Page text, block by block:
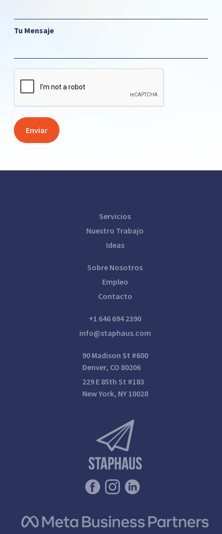
Tu Mensaje
Servicios
Nuestro Trabajo
Ideas
Sobre Nosotros
Empleo
Contacto
90 Madison St #600
Denver, CO 80206
229 E 85th St #183
New York, NY 10028
+1 646 694 2390
info@staphaus.com